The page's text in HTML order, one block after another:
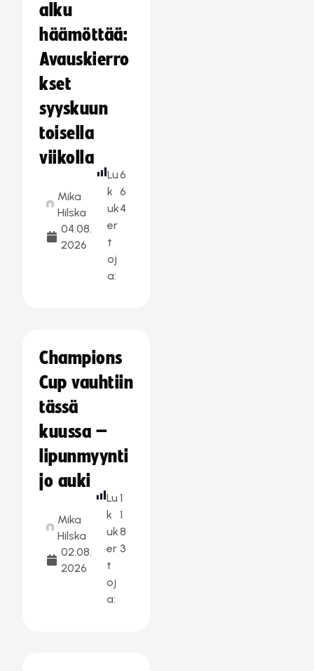
alku
häämöttää:
Avauskierro
kset
syyskuun
toisella
viikolla
Mika
Hilska
04.08.
2026
Lu
k
uk
er
t
oj
a:
6
6
4
Champions
Cup vauhtiin
tässä
kuussa –
lipunmyynti
jo auki
Mika
Hilska
02.08.
2026
Lu
k
uk
er
t
oj
a:
1
1
8
3